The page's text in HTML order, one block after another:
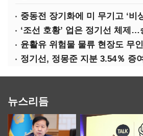
중동전 장기화에 미 무기고 ‘비
뉴스리듬